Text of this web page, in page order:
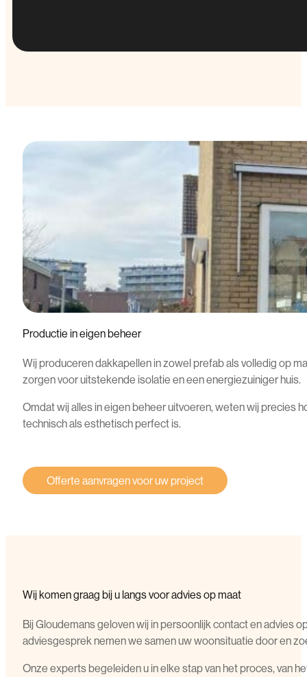
Productie in eigen beheer
Wij produceren dakkapellen in zowel prefab als volledig op
zorgen voor uitstekende isolatie en een energiezuiniger huis.
Omdat wij alles in eigen beheer uitvoeren, weten wij precies
technisch als esthetisch perfect is.
Offerte aanvragen voor uw project
Wij komen graag bij u langs voor advies op maat
Bij Gloudemans geloven wij in persoonlijk contact en advies
adviesgesprek nemen we samen uw woonsituatie door en
Onze experts begeleiden u in elke stap van het proces, van